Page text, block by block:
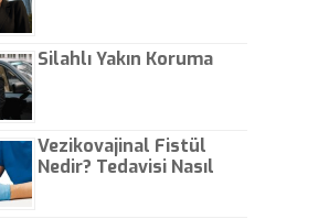
Babacan'da kaldı.
Silahlı Yakın Koruma
Vezikovajinal Fistül
Nedir? Tedavisi Nasıl